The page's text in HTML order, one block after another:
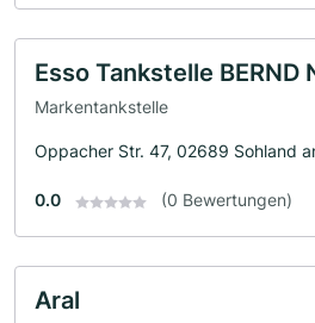
Esso Tankstelle BERND
Markentankstelle
Oppacher Str. 47, 02689 Sohland
0.0 (0 Bewertungen)
Aral